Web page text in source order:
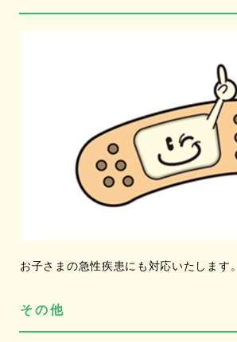
お子さまの急性疾患にも対応いたします。
その他